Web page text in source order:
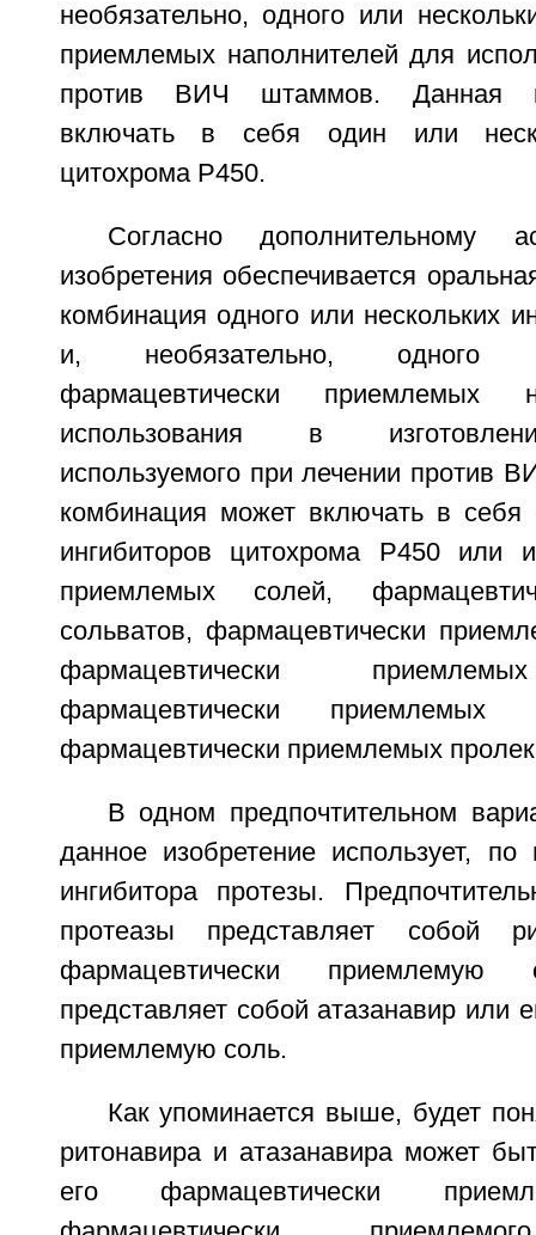
необязательно, одного или
приемлемых наполнителей для
против ВИЧ штаммов. Данная
включать в себя один или
цитохрома Р450.
Согласно дополнительному
изобретения обеспечивается
комбинация одного или нескольких
и, необязательно, одного
фармацевтически приемлемых
использования в
используемого при лечении против
комбинация может включать в себя
ингибиторов цитохрома Р450 или
приемлемых солей,
сольватов, фармацевтически
фармацевтически
фармацевтически
фармацевтически приемлемых
В одном предпочтительном
данное изобретение использует,
ингибитора протезы.
протеазы представляет собой
фармацевтически
представляет собой атазанавир или
приемлемую соль.
Как упоминается выше, будет
ритонавира и атазанавира может
его фармацевтически